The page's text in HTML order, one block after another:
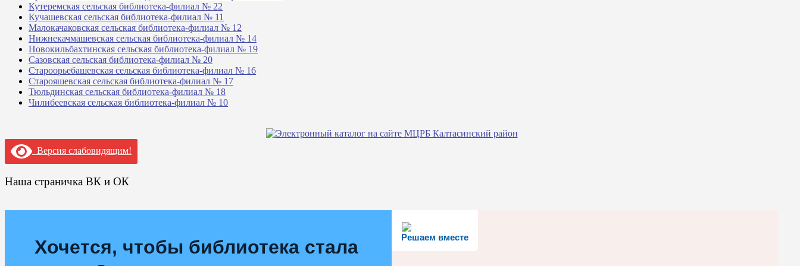
Кутеремская сельская библиотека-филиал № 22
Кучашевская сельская библиотека-филиал № 11
Малокачаковская сельская библиотека-филиал № 12
Нижнекачмашевская сельская библиотека-филиал № 14
Новокильбахтинская сельская библиотека-филиал № 19
Сазовская сельская библиотека-филиал № 20
Староорьебашевская сельская библиотека-филиал № 16
Старояшевская сельская библиотека-филиал № 17
Тюльдинская сельская библиотека-филиал № 18
Чилибеевская сельская библиотека-филиал № 10
Версия слабовидящим!
Наша страничка ВК и ОК
Решаем вместе
Хочется, чтобы библиотека стала